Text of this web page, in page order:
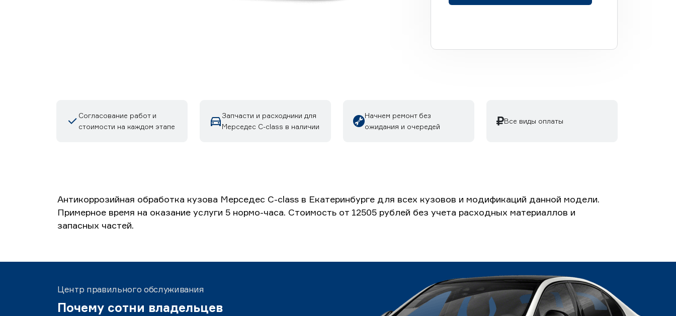
Согласование работ и
стоимости на каждом этапе
Запчасти и расходники для
Мерседес C-class в наличии
Начнем ремонт без
ожидания и очередей
Все виды оплаты
Антикоррозийная обработка кузова Мерседес C-class в Екатеринбурге для всех кузовов и модификаций данной модели.
Примерное время на оказание услуги 5 нормо-часа. Стоимость от 12505 рублей без учета расходных материаллов и
запасных частей.
Центр правильного обслуживания
Почему сотни владельцев